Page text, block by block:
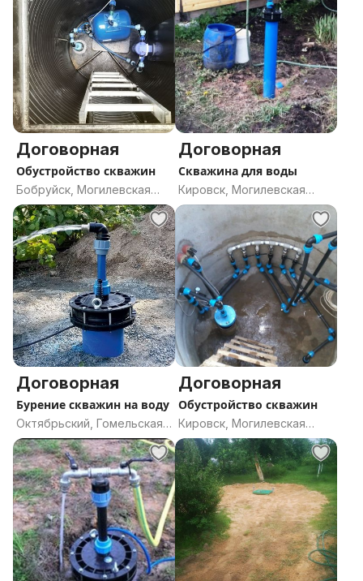
Договорная
Обустройство скважин
Бобруйск, Могилевская
область
Договорная
Скважина для воды
Кировск, Могилевская
область
Договорная
Бурение скважин на воду
Октябрьский, Гомельская
область
Договорная
Обустройство скважин
Кировск, Могилевская
область